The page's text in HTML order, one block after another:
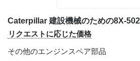
リクエストに応じた価格
その他のエンジンスペア部品